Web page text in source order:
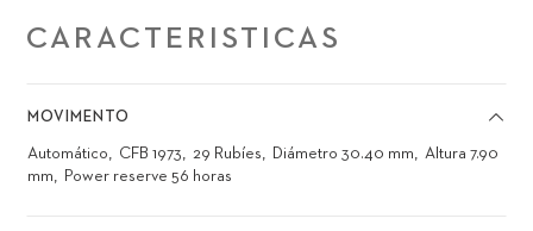
CARACTERISTICAS
MOVIMENTO
Automático CFB 1973 29 Rubíes Diámetro 30.40 mm
Altura 7.90
mm
Power reserve 56 horas